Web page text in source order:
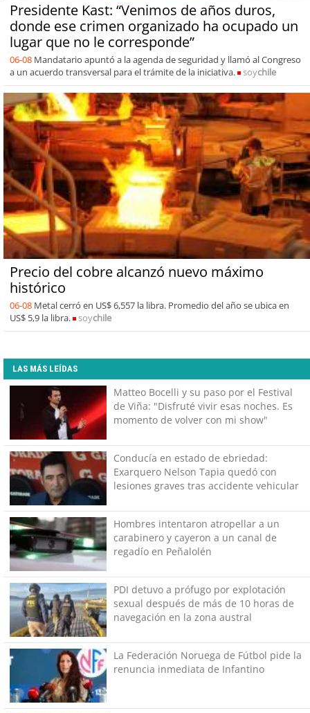
Presidente Kast: “Venimos de años duros,
donde ese crimen organizado ha ocupado un
lugar que no le corresponde”
06-08 Mandatario apuntó a la agenda de seguridad y llamó al Congreso
a un acuerdo transversal para el trámite de la iniciativa.
soychile
Precio del cobre alcanzó nuevo máximo
histórico
06-08 Metal cerró en US$ 6,557 la libra. Promedio del año se ubica en
US$ 5,9 la libra.
soychile
LAS MÁS LEÍDAS
Matteo Bocelli y su paso por el Festival
de Viña: "Disfruté vivir esas noches. Es
momento de volver con mi show"
Conducía en estado de ebriedad:
Exarquero Nelson Tapia quedó con
lesiones graves tras accidente vehicular
Hombres intentaron atropellar a un
carabinero y cayeron a un canal de
regadío en Peñalolén
PDI detuvo a prófugo por explotación
sexual después de más de 10 horas de
navegación en la zona austral
La Federación Noruega de Fútbol pide la
renuncia inmediata de Infantino